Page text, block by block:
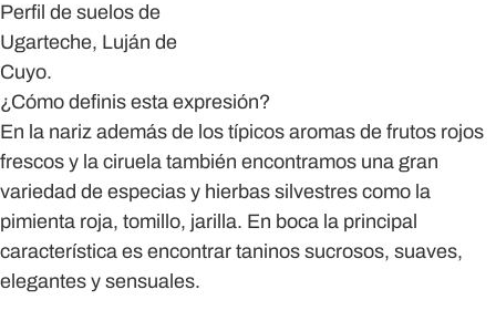
Perfil de suelos de
Ugarteche, Luján de
Cuyo.
¿Cómo definis esta expresión?
En la nariz además de los típicos aromas de frutos rojos
frescos y la ciruela también encontramos una gran
variedad de especias y hierbas silvestres como la
pimienta roja, tomillo, jarilla. En boca la principal
característica es encontrar taninos sucrosos, suaves,
elegantes y sensuales.